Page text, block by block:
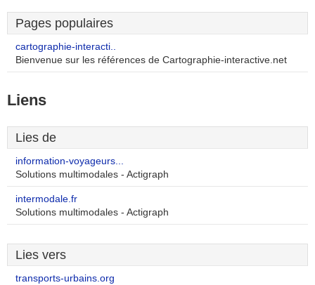
Pages populaires
cartographie-interacti..
Bienvenue sur les références de Cartographie-interactive.net
Liens
Lies de
information-voyageurs...
Solutions multimodales - Actigraph
intermodale.fr
Solutions multimodales - Actigraph
Lies vers
transports-urbains.org